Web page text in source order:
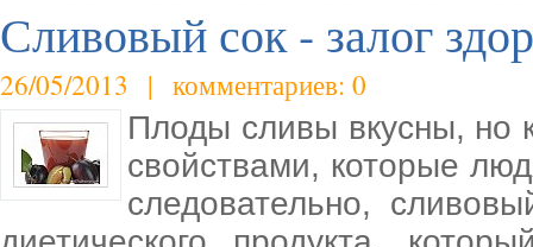
Сливовый сок - залог
26/05/2013 | комментариев: 0
Плоды сливы вкусны, но
свойствами, которые
следовательно,